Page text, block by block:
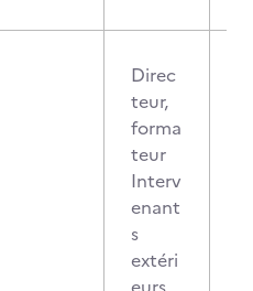
Direc
teur,
forma
teur
Interv
enant
s
extéri